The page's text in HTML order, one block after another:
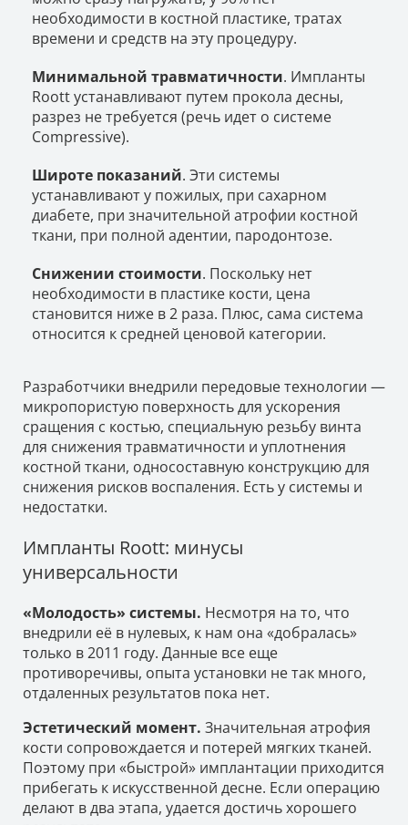
необходимости в костной пластике, тратах
времени и средств на эту процедуру.
Минимальной травматичности. Импланты
Roott устанавливают путем прокола десны,
разрез не требуется (речь идет о системе
Compressive).
Широте показаний. Эти системы
устанавливают у пожилых, при сахарном
диабете, при значительной атрофии костной
ткани, при полной адентии, пародонтозе.
Снижении стоимости. Поскольку нет
необходимости в пластике кости, цена
становится ниже в 2 раза. Плюс, сама система
относится к средней ценовой категории.
Разработчики внедрили передовые технологии —
микропористую поверхность для ускорения
сращения с костью, специальную резьбу винта
для снижения травматичности и уплотнения
костной ткани, односоставную конструкцию для
снижения рисков воспаления. Есть у системы и
недостатки.
Импланты Roott: минусы
универсальности
«Молодость» системы. Несмотря на то, что
внедрили её в нулевых, к нам она «добралась»
только в 2011 году. Данные все еще
противоречивы, опыта установки не так много,
отдаленных результатов пока нет.
Эстетический момент. Значительная атрофия
кости сопровождается и потерей мягких тканей.
Поэтому при «быстрой» имплантации приходится
прибегать к искусственной десне. Если операцию
делают в два этапа, удается достичь хорошего